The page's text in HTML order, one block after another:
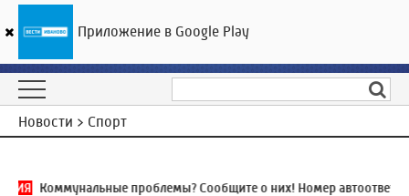
ГТРК «Ивтелерадио»
Новости > Спорт
Коммунальные проблемы? Сообщите о них! Номер
Приложение в Google Play